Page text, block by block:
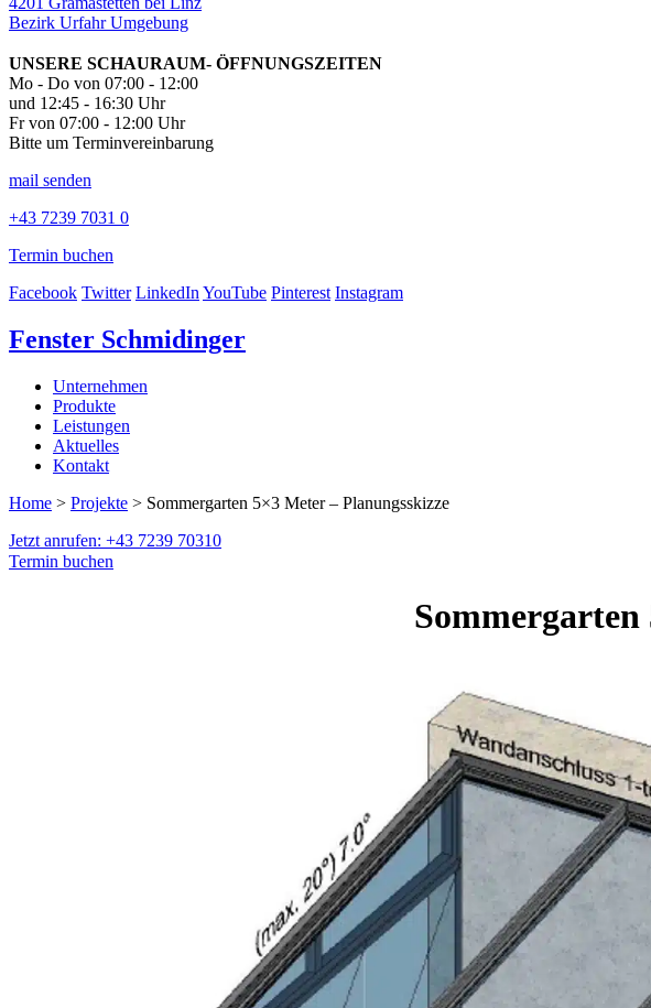
Bezirk Urfahr Umgebung
UNSERE SCHAURAUM- ÖFFNUNGSZEITEN
Mo - Do von 07:00 - 12:00
und 12:45 - 16:30 Uhr
Fr von 07:00 - 12:00 Uhr
Bitte um Terminvereinbarung
mail senden
+43 7239 7031 0
Termin buchen
Facebook Twitter LinkedInYouTube Pinterest Instagram
Fenster Schmidinger
Unternehmen
Produkte
Leistungen
Aktuelles
Kontakt
Home > Projekte > Sommergarten 5×3 Meter – Planungsskizze
Jetzt anrufen: +43 7239 70310
Termin buchen
Sommergarten